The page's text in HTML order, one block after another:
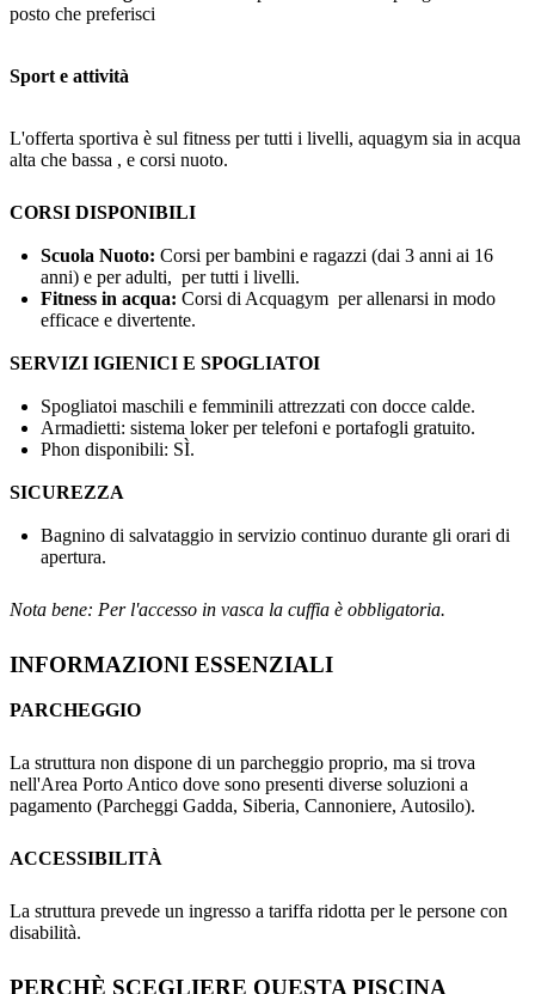
posto che preferisci
Sport e attività
L'offerta sportiva è sul fitness per tutti i livelli, aquagym sia in acqua
alta che bassa , e corsi nuoto.
CORSI DISPONIBILI
Scuola Nuoto: Corsi per bambini e ragazzi (dai 3 anni ai 16
anni) e per adulti, per tutti i livelli.
Fitness in acqua: Corsi di Acquagym per allenarsi in modo
efficace e divertente.
SERVIZI IGIENICI E SPOGLIATOI
Spogliatoi maschili e femminili attrezzati con docce calde.
Armadietti: sistema loker per telefoni e portafogli gratuito.
Phon disponibili: SÌ.
SICUREZZA
Bagnino di salvataggio in servizio continuo durante gli orari di
apertura.
Nota bene: Per l'accesso in vasca la cuffia è obbligatoria.
INFORMAZIONI ESSENZIALI
PARCHEGGIO
La struttura non dispone di un parcheggio proprio, ma si trova
nell'Area Porto Antico dove sono presenti diverse soluzioni a
pagamento (Parcheggi Gadda, Siberia, Cannoniere, Autosilo).
ACCESSIBILITÀ
La struttura prevede un ingresso a tariffa ridotta per le persone con
disabilità.
PERCHÈ SCEGLIERE QUESTA PISCINA